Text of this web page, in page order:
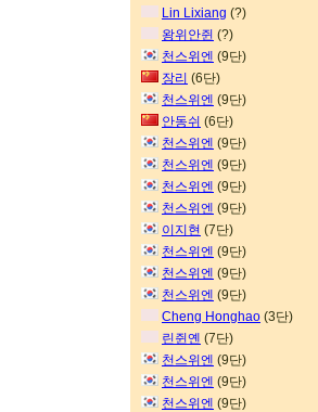
Lin Lixiang (?)
왕위안쥔 (?)
천스위엔 (9단)
장리 (6단)
천스위엔 (9단)
안동쉬 (6단)
천스위엔 (9단)
천스위엔 (9단)
천스위엔 (9단)
천스위엔 (9단)
이지현 (7단)
천스위엔 (9단)
천스위엔 (9단)
천스위엔 (9단)
Cheng Honghao (3단)
린쥔옌 (7단)
천스위엔 (9단)
천스위엔 (9단)
천스위엔 (9단)